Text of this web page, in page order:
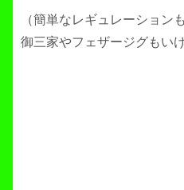
（簡単なレギュレーション
御三家やフェザージグもい